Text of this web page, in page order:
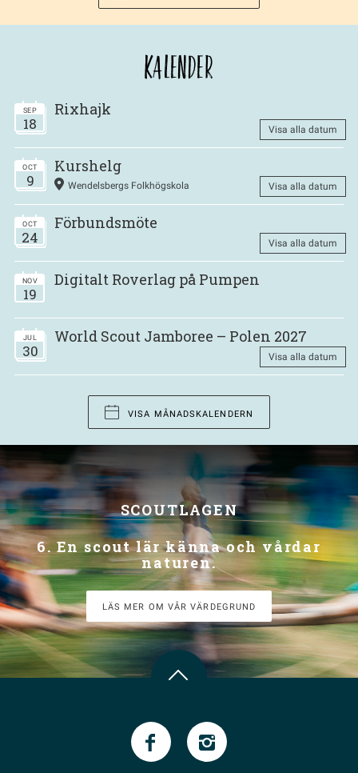
KALENDER
SEP
18
Rixhajk
Visa alla datum
OCT
9
Kurshelg
Wendelsbergs Folkhögskola Visa alla datum
OCT
24
Förbundsmöte
Visa alla datum
NOV
19
Digitalt Roverlag på Pumpen
JUL
30
World Scout Jamboree – Polen 2027
Visa alla datum
VISA MÅNADSKALENDERN
SCOUTLAGEN
6. En scout lär känna och vårdar
naturen.
LÄS MER OM VÅR VÄRDEGRUND